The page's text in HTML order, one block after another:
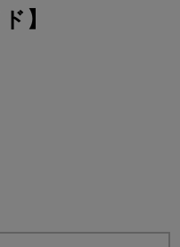
覧はこちら
単品
ン単品
】